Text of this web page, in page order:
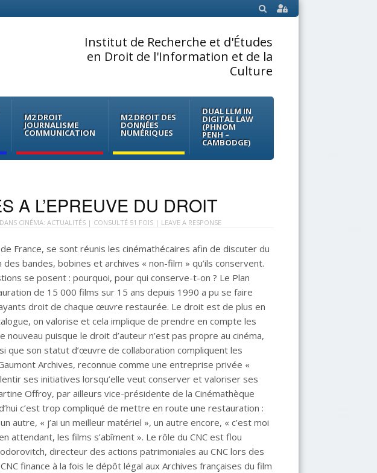
SEARCH
Institut de Recherche et d'Études
en Droit de l'Information et de la
Culture
M2 DROIT
JOURNALISME
COMMUNICATION
M2 DROIT DES
DONNÉES
NUMÉRIQUES
DUAL LLM IN
DIGITAL LAW
(PHNOM
PENH –
CAMBODGE)
A L’EPREUVE DU DROIT
CINÉMA: ACTUALITÉS| CONSULTÉ 51 FOIS | LEAVE A RESPONSE
France, se sont réunis les cinémathécaires afin de discuter du
bandes, bobines et archives « non-film » qu’ils conservent.
se posent : pourquoi, pour qui conserve-t-on ? Le Plan
de 15 000 films sur 15 ans depuis 1990 a pu se faire
droit de chaque œuvre restaurée. Le droit est de plus en
on valorise et cela implique de prendre en compte les
nouveau puisque le droit d’auteur n’est pas propre au cinéma,
que son statut d’œuvre de collaboration compliquent les
Archives, reconnue comme une entreprise privée «
ses initiatives lorsqu’elle veut conserver et valoriser ses
Offroy, par ailleurs vice-présidente de la Cinémathèque
c’est trop compliqué de mettre en route une restauration :
autre, « j’ai un meilleur matériel », un autre encore, « c’est moi
attendant, les films s’abîment ». Le rôle du CNC est flou
directeur des actions patrimoniales au CNC lors des
finance à la fois le dépôt légal aux Archives françaises du film